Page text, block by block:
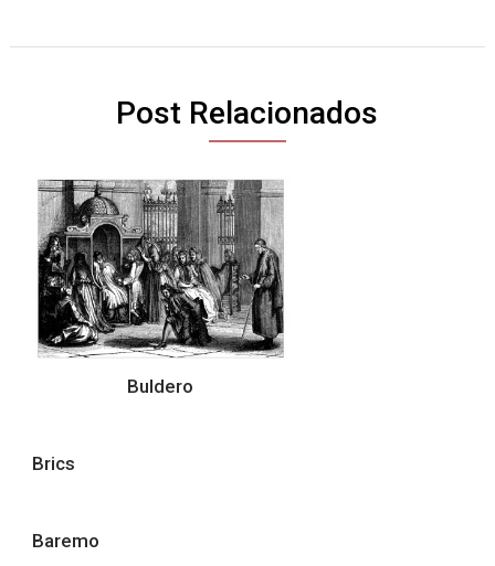
Post Relacionados
Buldero
Brics
Baremo